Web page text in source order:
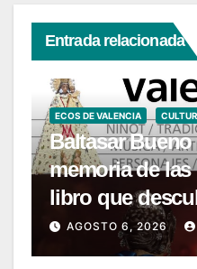
Entrada relacionada
ECOS DE VALENCIA
Baltasar
memoria de
libro que
menos
AGOSTO 6, 2026